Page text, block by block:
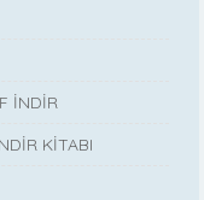
İNDİR
KİTABI